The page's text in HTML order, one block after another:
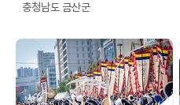
충청남도 금산군